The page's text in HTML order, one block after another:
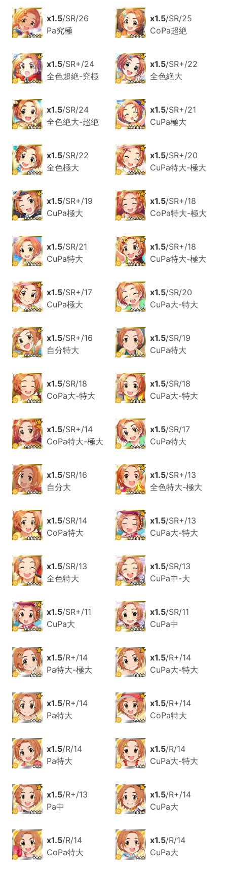
x1.5/SR/26
Pa究極
x1.5/SR/25
CoPa超絶
x1.5/SR+/24
全色超絶-究極
x1.5/SR+/22
全色絶大
x1.5/SR/24
全色絶大-超絶
x1.5/SR+/21
CuPa極大
x1.5/SR/22
全色極大
x1.5/SR+/20
CuPa特大-極大
x1.5/SR+/19
CuPa極大
x1.5/SR+/18
CoPa特大-極大
x1.5/SR/21
CuPa特大
x1.5/SR+/18
CuPa特大-極大
x1.5/SR+/17
CuPa極大
x1.5/SR/20
CuPa大-特大
x1.5/SR+/16
自分特大
x1.5/SR/19
CuPa特大
x1.5/SR/18
CoPa大-特大
x1.5/SR/18
CuPa大-特大
x1.5/SR+/14
CoPa特大-極大
x1.5/SR/17
CuPa特大
x1.5/SR/16
自分大
x1.5/SR+/13
全色特大-極大
x1.5/SR/14
CoPa特大
x1.5/SR+/13
CuPa大-特大
x1.5/SR/13
全色特大
x1.5/SR/13
CuPa中-大
x1.5/SR+/11
CuPa大
x1.5/SR/11
CuPa中
x1.5/R+/14
Pa特大-極大
x1.5/R+/14
CuPa大-特大
x1.5/R+/14
Pa特大
x1.5/R+/14
CoPa特大
x1.5/R/14
Pa特大
x1.5/R/14
CuPa大-特大
x1.5/R+/13
Pa中
x1.5/R+/14
CuPa大
x1.5/R/14
CoPa特大
x1.5/R/14
CuPa大